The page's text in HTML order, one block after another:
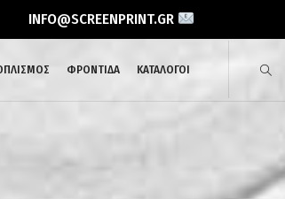
INFO@SCREENPRINT.GR
ΦΡΟΝΤΙΔΑ ΚΑΤΑΛΟΓΟΙ